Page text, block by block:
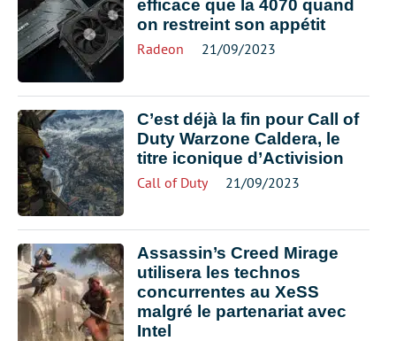
efficace que la 4070 quand
on restreint son appétit
Radeon 21/09/2023
C’est déjà la fin pour Call of
Duty Warzone Caldera, le
titre iconique d’Activision
Call of Duty 21/09/2023
Assassin’s Creed Mirage
utilisera les technos
concurrentes au XeSS
malgré le partenariat avec
Intel